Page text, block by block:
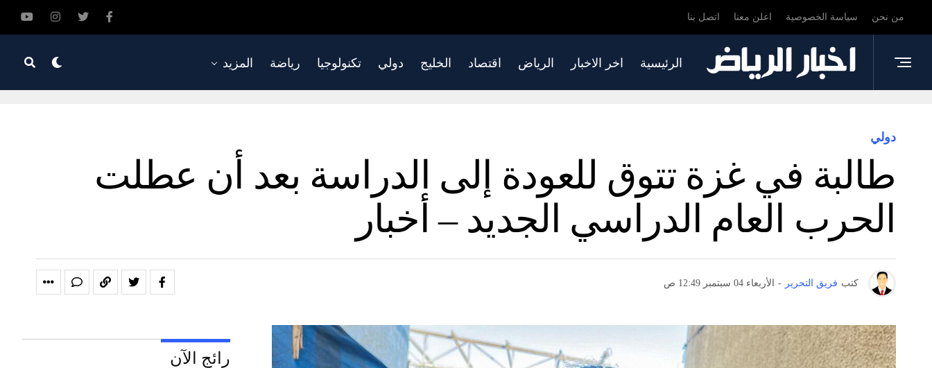
من نحن سياسة الخصوصية اعلن معنا اتصل بنا
الرئيسية اخر الاخبار الرياض اقتصاد الخليج دولي تكنولوجيا رياضة المزيد
دولي
طالبة في غزة تتوق للعودة إلى الدراسة بعد أن عطلت
الحرب العام الدراسي الجديد – أخبار
كتب فريق التحرير - الأربعاء 04 سبتمبر 12:49 ص
رائج الآن